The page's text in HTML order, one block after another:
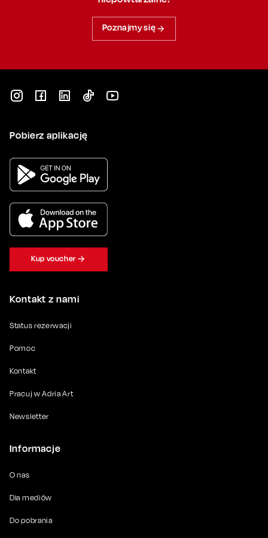
Poznajmy się
Kontakt z nami
Status rezerwacji
Pomoc
Kontakt
Pracuj w Adria Art
Newsletter
Informacje
O nas
Dla mediów
Do pobrania
Pobierz aplikację
Kup voucher